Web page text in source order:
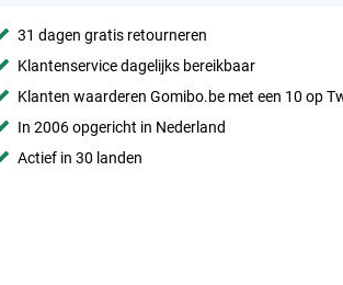
31 dagen gratis retourneren
Klantenservice dagelijks bereikbaar
Klanten waarderen Gomibo.be met een 10 op
In 2006 opgericht in Nederland
Actief in 30 landen